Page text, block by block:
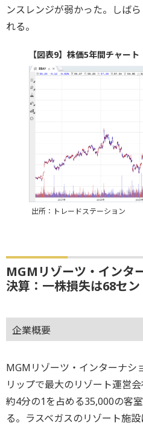
ンスレンジが弱かった。しば
れる。
【図表9】株価5年間チャート
出所：トレードステーション
MGMリゾーツ・インタ
決算：一株損失は68セ
企業概要
MGMリゾーツ・インターナシ
リップで最大のリゾート運営
約4分の1を占める35,000の客
る。ラスベガスのリゾート施